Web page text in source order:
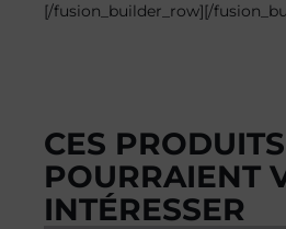
[/fusion_builder_row][/
CES PRODUITS
POURRAIENT
INTÉRESSER